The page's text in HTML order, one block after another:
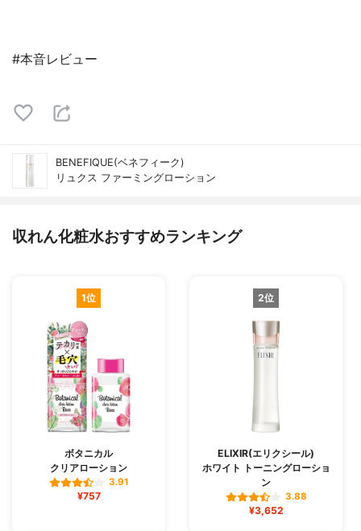
#本音レビュー
BENEFIQUE(ベネフィーク)
リュクス ファーミングローション
収れん化粧水おすすめランキング
1位
ボタニカル
クリアローション
3.91
¥757
2位
ELIXIR(エリクシール)
ホワイト トーニングローショ
ン
3.88
¥3,652